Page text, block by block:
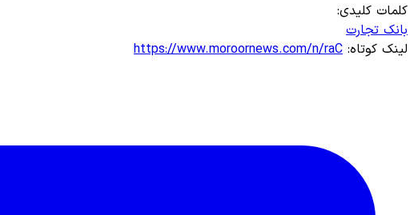
کلمات کلیدی:
بانک تجارت
لینک کوتاه: https://www.moroornews.com/n/raC